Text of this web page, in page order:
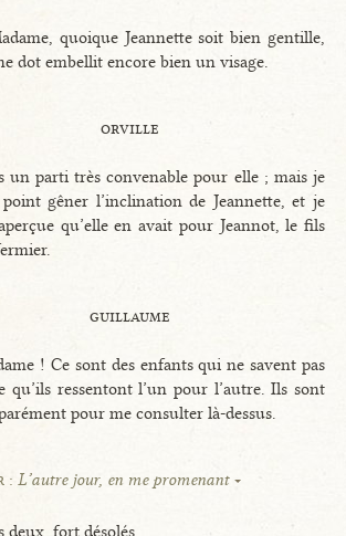
quoique Jeannette soit bien gentille,
dot embellit encore bien un visage.
orville
un parti très convenable pour elle ; mais je
gêner l’inclination de Jeannette, et je
qu’elle en avait pour Jeannot, le fils
guillaume
! Ce sont des enfants qui ne savent pas
qu’ils ressentont l’un pour l’autre. Ils sont
pour me consulter là-dessus.
: L’autre jour, en me promenant
deux, fort désolés,